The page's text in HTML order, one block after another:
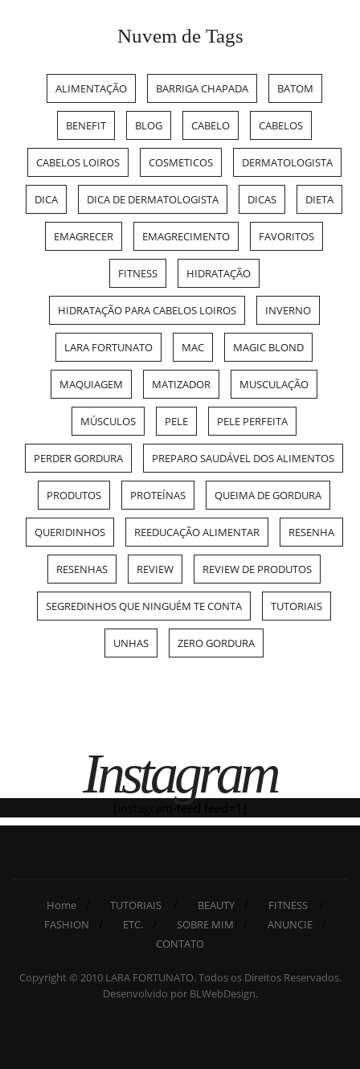
Nuvem de Tags
ALIMENTAÇÃO BARRIGA CHAPADA BATOM
BENEFIT BLOG CABELO CABELOS
CABELOS LOIROS COSMETICOS DERMATOLOGISTA
DICA DICA DE DERMATOLOGISTA DICAS DIETA
EMAGRECER EMAGRECIMENTO FAVORITOS
FITNESS HIDRATAÇÃO
HIDRATAÇÃO PARA CABELOS LOIROS INVERNO
LARA FORTUNATO MAC MAGIC BLOND
MAQUIAGEM MATIZADOR MUSCULAÇÃO
MÚSCULOS PELE PELE PERFEITA
PERDER GORDURA PREPARO SAUDÁVEL DOS ALIMENTOS
PRODUTOS PROTEÍNAS QUEIMA DE GORDURA
QUERIDINHOS REEDUCAÇÃO ALIMENTAR RESENHA
RESENHAS REVIEW REVIEW DE PRODUTOS
SEGREDINHOS QUE NINGUÉM TE CONTA TUTORIAIS
UNHAS ZERO GORDURA
Instagram
[instagram-feed feed=1]
Home TUTORIAIS BEAUTY
FITNESS
FASHION
ETC. SOBRE MIM
ANUNCIE
CONTATO
Copyright © 2010 LARA FORTUNATO. Todos os Direitos Reservados.
Desenvolvido por BLWebDesign.